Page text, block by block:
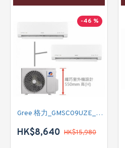
-46 %
Gree 格力_GMSC09UZE_GMSC12UZE_GMSC18UZC_R32 掛牆變頻式1拖2分體冷氣機 (淨冷型)
HK$8,640 HK$15,980